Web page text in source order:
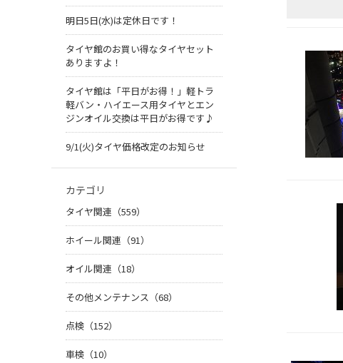
明日5日(水)は定休日です！
タイヤ館のお買い得なタイヤセット
ありますよ！
タイヤ館は「平日がお得！」軽トラ
軽バン・ハイエース用タイヤとエン
ジンオイル交換は平日がお得です♪
9/1(火)タイヤ価格改定のお知らせ
カテゴリ
タイヤ関連（559）
ホイール関連（91）
オイル関連（18）
その他メンテナンス（68）
点検（152）
車検（10）